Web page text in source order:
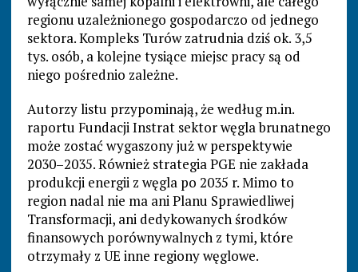
regionu uzależnionego gospodarczo od jednego
sektora. Kompleks Turów zatrudnia dziś ok. 3,5
tys. osób, a kolejne tysiące miejsc pracy są od
niego pośrednio zależne.
Autorzy listu przypominają, że według m.in.
raportu Fundacji Instrat sektor węgla brunatnego
może zostać wygaszony już w perspektywie
2030–2035. Również strategia PGE nie zakłada
produkcji energii z węgla po 2035 r. Mimo to
region nadal nie ma ani Planu Sprawiedliwej
Transformacji, ani dedykowanych środków
finansowych porównywalnych z tymi, które
otrzymały z UE inne regiony węglowe.